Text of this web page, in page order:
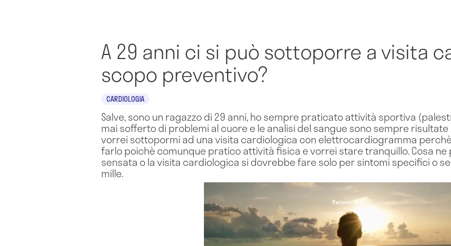
A 29 anni ci si può sottoporre a visita
scopo preventivo?
CARDIOLOGIA
Salve, sono un ragazzo di 29 anni, ho sempre praticato attività sportiva
mai sofferto di problemi al cuore e le analisi del sangue sono sempre
vorrei sottopormi ad una visita cardiologica con elettrocardiogramma
farlo poichè comunque pratico attività fisica e vorrei stare tranquillo. Cosa ne
sensata o la visita cardiologica si dovrebbe fare solo per sintomi specifici o
mille.